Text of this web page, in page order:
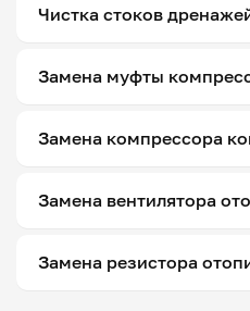
Чистка стоков
Замена муфты
Замена компрессора
Замена вентилятора
Замена резистора